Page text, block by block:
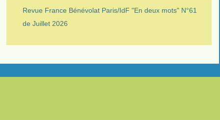
Revue France Bénévolat Paris/IdF "En deux mots" N°61
de Juillet 2026